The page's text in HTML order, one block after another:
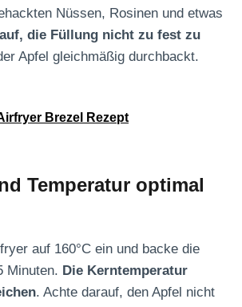
Nüssen, Rosinen und etwas
die Füllung nicht zu fest zu
Apfel gleichmäßig durchbackt.
Brezel Rezept
Temperatur optimal
auf 160°C ein und backe die
Minuten. Die Kerntemperatur
. Achte darauf, den Apfel nicht